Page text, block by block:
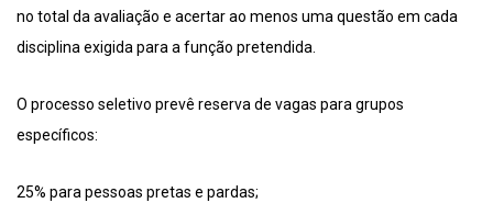
no total da avaliação e acertar ao menos uma questão em cada
disciplina exigida para a função pretendida.
O processo seletivo prevê reserva de vagas para grupos
específicos:
25% para pessoas pretas e pardas;